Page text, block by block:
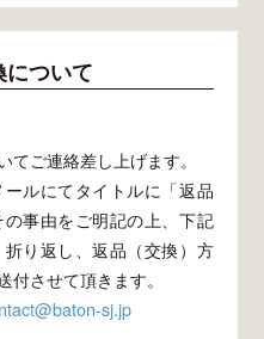
ついて
ご連絡差し上げます。
ルにてタイトルに「返品
の事由をご明記の上、下記
り返し、返品（交換）方
させて頂きます。
sj.jp